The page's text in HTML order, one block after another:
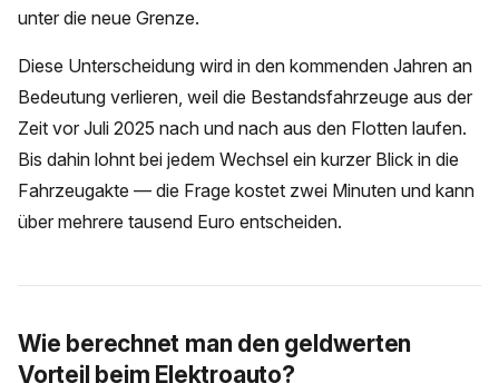
unter die neue Grenze.
Diese Unterscheidung wird in den kommenden Jahren an
Bedeutung verlieren, weil die Bestandsfahrzeuge aus der
Zeit vor Juli 2025 nach und nach aus den Flotten laufen.
Bis dahin lohnt bei jedem Wechsel ein kurzer Blick in die
Fahrzeugakte — die Frage kostet zwei Minuten und kann
über mehrere tausend Euro entscheiden.
Wie berechnet man den geldwerten
Vorteil beim Elektroauto?